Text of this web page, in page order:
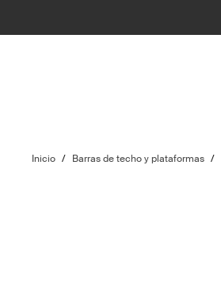
Inicio / Barras de techo y plataformas /